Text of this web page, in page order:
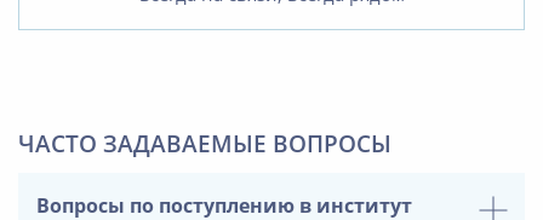
ЧАСТО ЗАДАВАЕМЫЕ ВОПРОСЫ
Вопросы по поступлению в институт